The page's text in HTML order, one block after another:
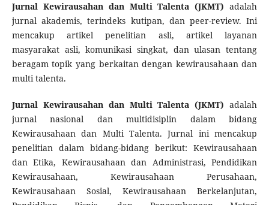
Jurnal Kewirausahan dan Multi Talenta (JKMT) adalah
jurnal akademis, terindeks kutipan, dan peer-review. Ini
mencakup artikel penelitian asli, artikel layanan
masyarakat asli, komunikasi singkat, dan ulasan tentang
beragam topik yang berkaitan dengan kewirausahaan dan
multi talenta.
Jurnal Kewirausahan dan Multi Talenta (JKMT) adalah
jurnal nasional dan multidisiplin dalam bidang
Kewirausahaan dan Multi Talenta. Jurnal ini mencakup
penelitian dalam bidang-bidang berikut: Kewirausahaan
dan Etika, Kewirausahaan dan Administrasi, Pendidikan
Kewirausahaan, Kewirausahaan Perusahaan,
Kewirausahaan Sosial, Kewirausahaan Berkelanjutan,